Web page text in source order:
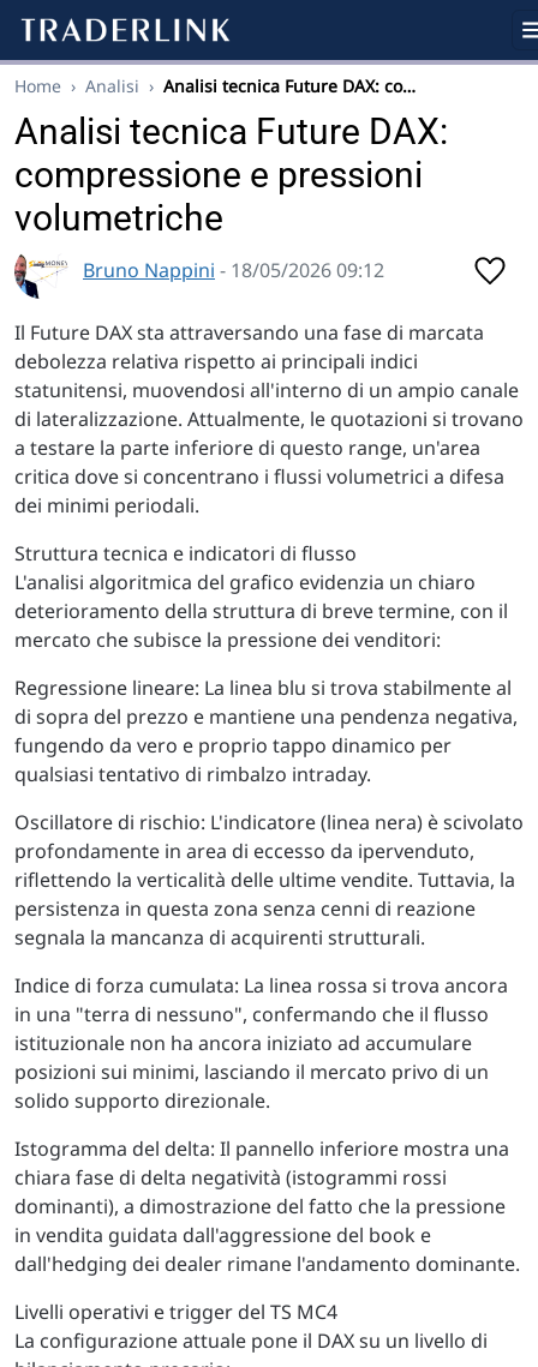
Home › Analisi › Analisi tecnica Future DAX: co…
Analisi tecnica Future DAX:
compressione e pressioni
volumetriche
Bruno Nappini - 18/05/2026 09:12
Il Future DAX sta attraversando una fase di marcata
debolezza relativa rispetto ai principali indici
statunitensi, muovendosi all'interno di un ampio canale
di lateralizzazione. Attualmente, le quotazioni si trovano
a testare la parte inferiore di questo range, un'area
critica dove si concentrano i flussi volumetrici a difesa
dei minimi periodali.
Struttura tecnica e indicatori di flusso
L'analisi algoritmica del grafico evidenzia un chiaro
deterioramento della struttura di breve termine, con il
mercato che subisce la pressione dei venditori:
Regressione lineare: La linea blu si trova stabilmente al
di sopra del prezzo e mantiene una pendenza negativa,
fungendo da vero e proprio tappo dinamico per
qualsiasi tentativo di rimbalzo intraday.
Oscillatore di rischio: L'indicatore (linea nera) è scivolato
profondamente in area di eccesso da ipervenduto,
riflettendo la verticalità delle ultime vendite. Tuttavia, la
persistenza in questa zona senza cenni di reazione
segnala la mancanza di acquirenti strutturali.
Indice di forza cumulata: La linea rossa si trova ancora
in una "terra di nessuno", confermando che il flusso
istituzionale non ha ancora iniziato ad accumulare
posizioni sui minimi, lasciando il mercato privo di un
solido supporto direzionale.
Istogramma del delta: Il pannello inferiore mostra una
chiara fase di delta negatività (istogrammi rossi
dominanti), a dimostrazione del fatto che la pressione
in vendita guidata dall'aggressione del book e
dall'hedging dei dealer rimane l'andamento dominante.
Livelli operativi e trigger del TS MC4
La configurazione attuale pone il DAX su un livello di